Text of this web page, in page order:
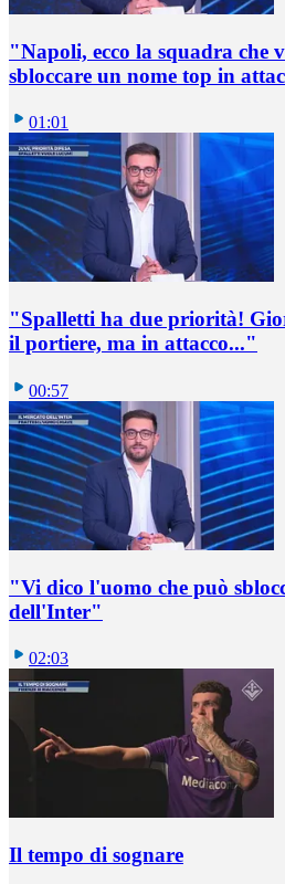
"Napoli, ecco la squadra che
sbloccare un nome top in
01:01
"Spalletti ha due priorità!
il portiere, ma in attacco..."
00:57
"Vi dico l'uomo che può
dell'Inter"
02:03
Il tempo di sognare